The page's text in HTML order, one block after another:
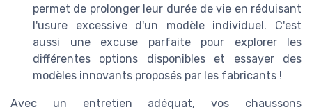
permet de prolonger leur durée de vie en réduisant
l'usure excessive d'un modèle individuel. C'est
aussi une excuse parfaite pour explorer les
différentes options disponibles et essayer des
modèles innovants proposés par les fabricants !
Avec un entretien adéquat, vos chaussons